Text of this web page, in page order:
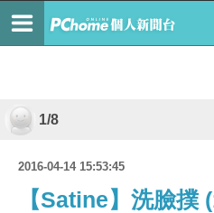
1/8
2016-04-14 15:53:45
【Satine】洗臉撲